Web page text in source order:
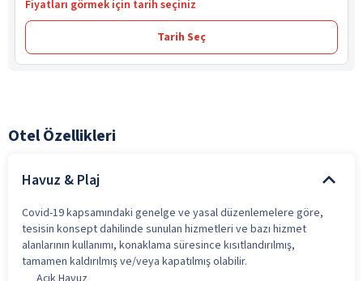
Fiyatları görmek için tarih seçiniz
Tarih Seç
Otel Özellikleri
Havuz & Plaj
Covid-19 kapsamındaki genelge ve yasal düzenlemelere göre,
tesisin konsept dahilinde sunulan hizmetleri ve bazı hizmet
alanlarının kullanımı, konaklama süresince kısıtlandırılmış,
tamamen kaldırılmış ve/veya kapatılmış olabilir.